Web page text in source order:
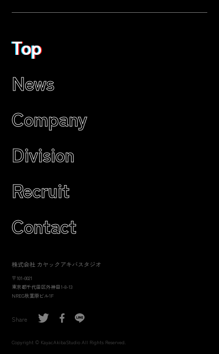
Top
Top
Top
News
Company
Division
Recruit
Contact
株式会社 カヤックアキバスタジオ
〒101-0021
東京都千代田区外神田1-8-13
NREG秋葉原ビル1F
Share
Copyright © KayacAkibaStudio All Rights Reserved.